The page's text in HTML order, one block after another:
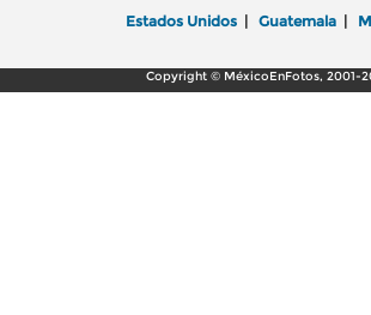
Estados Unidos | Guatemala |
Copyright © MéxicoEnFotos, 2001-